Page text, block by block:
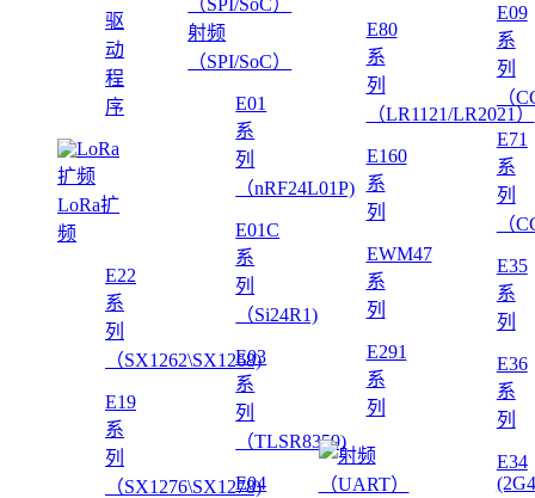
驱
动
程
序
LoRa扩
频
E22
系
列
（SX1262\SX1268)
E19
系
列
（SX1276\SX1278)
射频
（SPI/SoC）
E01
系
列
（nRF24L01P)
E01C
系
列
（Si24R1)
E03
系
列
（TLSR8359)
E04
E80
系
列
（LR1121/LR2021）
E160
系
列
EWM47
系
列
E291
系
列
E09
系
列
（
E71
系
列
（
E35
系
列
E36
系
列
E34